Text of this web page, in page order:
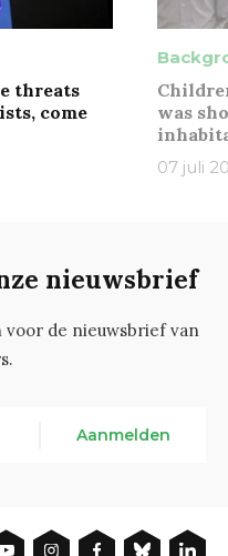
threats
come
was
07 juli
nieuwsbrief
voor de nieuwsbrief van
Aanmelden